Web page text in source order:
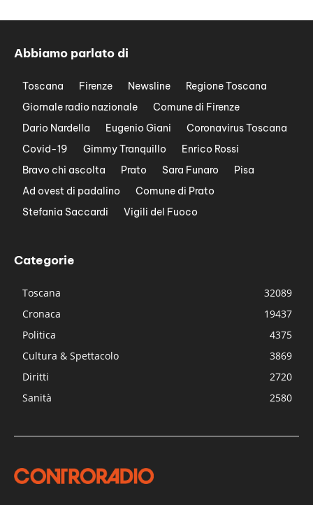
Abbiamo parlato di
Toscana Firenze Newsline
Regione Toscana
Giornale radio nazionale
Comune di Firenze
Dario Nardella
Eugenio Giani
Coronavirus Toscana
Covid-19
Gimmy Tranquillo
Enrico Rossi
Bravo chi ascolta
Prato Sara Funaro
Pisa
Ad ovest di padalino
Comune di Prato
Stefania Saccardi
Vigili del Fuoco
Categorie
Toscana
32089
Cronaca
19437
Politica
4375
Cultura & Spettacolo
3869
Diritti
2720
Sanità
2580